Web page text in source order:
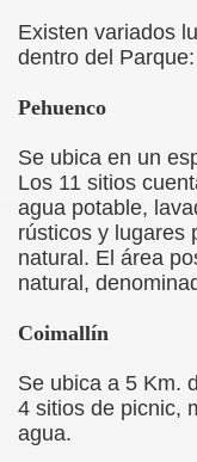
Existen variados
dentro del Parque:
Pehuenco
Se ubica en un
Los 11 sitios
agua potable,
rústicos y lugares
natural. El área
natural,
Coimallín
Se ubica a 5 Km.
4 sitios de picnic,
agua.